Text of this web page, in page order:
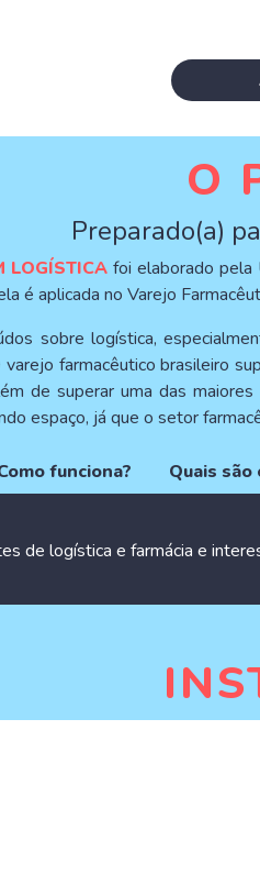
O
Preparado(a)
LOGÍSTICAfoi elaborado pela
é aplicada no Varejo
sobre logística,
varejo farmacêutico brasileiro
de superar uma das
espaço, já que o setor
funciona? Quais
de logística e farmácia e